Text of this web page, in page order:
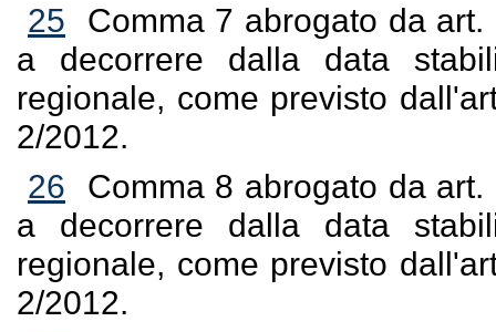
25
Comma 7 abrogato da
a decorrere dalla data
regionale, come previsto
2/2012.
26
Comma 8 abrogato da
a decorrere dalla data
regionale, come previsto
2/2012.